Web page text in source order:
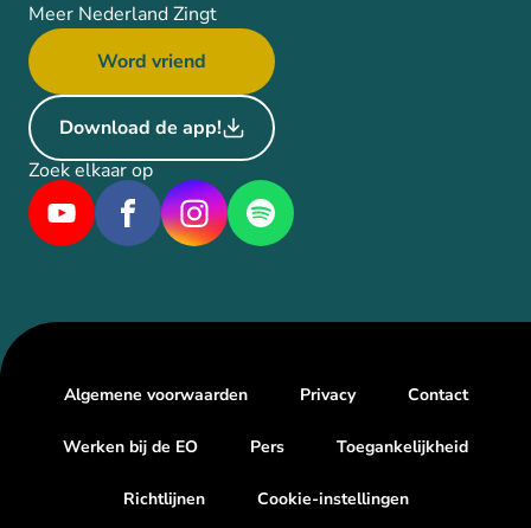
Meer Nederland Zingt
Word vriend
Download de app!
Zoek elkaar op
Algemene voorwaarden Privacy Contact
Werken bij de EO Pers Toegankelijkheid
Richtlijnen Cookie-instellingen